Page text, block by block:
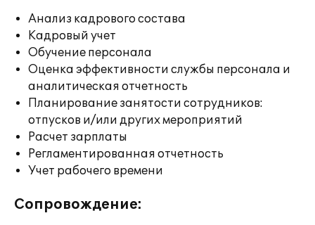
Анализ кадрового состава
Кадровый учет
Обучение персонала
Оценка эффективности службы персонала и
аналитическая отчетность
Планирование занятости сотрудников:
отпусков и/или других мероприятий
Расчет зарплаты
Регламентированная отчетность
Учет рабочего времени
Сопровождение: